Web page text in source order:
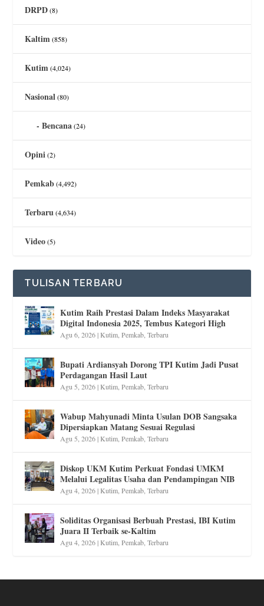
DRPD(8)
Kaltim(858)
Kutim(4,024)
Nasional(80)
Bencana(24)
Opini(2)
Pemkab(4,492)
Terbaru(4,634)
Video(5)
TULISAN TERBARU
Kutim Raih Prestasi Dalam Indeks Masyarakat
Digital Indonesia 2025, Tembus Kategori High
Agu 6, 2026|Kutim ,Pemkab ,Terbaru
Bupati Ardiansyah Dorong TPI Kutim Jadi Pusat
Perdagangan Hasil Laut
Agu 5, 2026|Kutim ,Pemkab ,Terbaru
Wabup Mahyunadi Minta Usulan DOB Sangsaka
Dipersiapkan Matang Sesuai Regulasi
Agu 5, 2026|Kutim ,Pemkab ,Terbaru
Diskop UKM Kutim Perkuat Fondasi UMKM
Melalui Legalitas Usaha dan Pendampingan NIB
Agu 4, 2026|Kutim ,Pemkab ,Terbaru
Soliditas Organisasi Berbuah Prestasi, IBI Kutim
Juara II Terbaik se-Kaltim
Agu 4, 2026|Kutim ,Pemkab ,Terbaru